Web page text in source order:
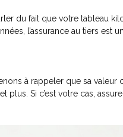
du fait que votre tableau
l’assurance au tiers est
à rappeler que sa valeur
Si c’est votre cas,